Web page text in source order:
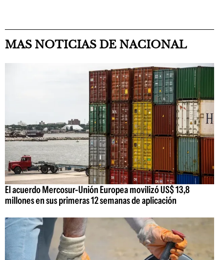
MAS NOTICIAS DE NACIONAL
El acuerdo Mercosur-Unión Europea movilizó US$ 13,8
millones en sus primeras 12 semanas de aplicación